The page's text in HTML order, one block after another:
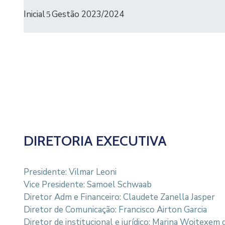
Inicial Gestão 2023/2024
DIRETORIA EXECUTIVA
Presidente: Vilmar Leoni
Vice Presidente: Samoel Schwaab
Diretor Adm e Financeiro: Claudete Zanella Jasper
Diretor de Comunicação: Francisco Airton Garcia
Diretor de institucional e jurídico: Marina Woitexem